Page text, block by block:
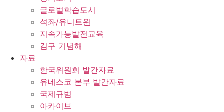
글로벌학습도시
석좌/유니트윈
지속가능발전교육
김구 기념해
자료
한국위원회 발간자료
유네스코 본부 발간자료
국제규범
아카이브